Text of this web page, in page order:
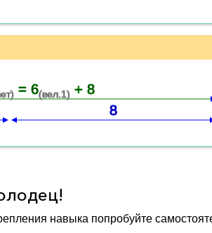
= 6(вел.1) + 8
8
навыка попробуйте